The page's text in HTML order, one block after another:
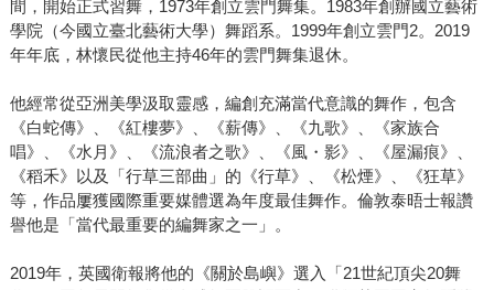
間，開始正式習舞，1973年創立雲門舞集。1983年創辦國立藝術
學院（今國立臺北藝術大學）舞蹈系。1999年創立雲門2。2019
年年底，林懷民從他主持46年的雲門舞集退休。
他經常從亞洲美學汲取靈感，編創充滿當代意識的舞作，包含
《白蛇傳》、《紅樓夢》、《薪傳》、《九歌》、《家族合
唱》、《水月》、《流浪者之歌》、《風・影》、《屋漏痕》、
《稻禾》以及「行草三部曲」的《行草》、《松煙》、《狂草》
等，作品屢獲國際重要媒體選為年度最佳舞作。倫敦泰晤士報讚
譽他是「當代最重要的編舞家之一」。
2019年，英國衛報將他的《關於島嶼》選入「21世紀頂尖20舞